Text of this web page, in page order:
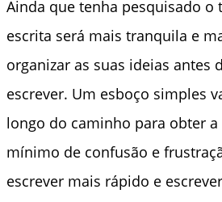
Ainda que tenha pesquisado o
escrita será mais tranquila e
organizar as suas ideias antes
escrever. Um esboço simples
longo do caminho para obter a
mínimo de confusão e
escrever mais rápido e